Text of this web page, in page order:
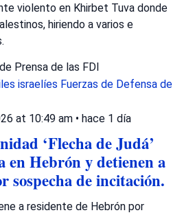
violento en Khirbet Tuva donde
hiriendo a varios e
Prensa de las FDI
israelíes Fuerzas de Defensa de
at 10:49 am • hace 1 día
‘Flecha de Judá’
en Hebrón y detienen a
sospecha de incitación.
a residente de Hebrón por